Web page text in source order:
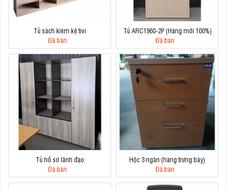
Tủ sách kiêm kệ tivi
Đã bán
Tủ ARC1960-2P (Hàng mới 100%)
Đã bán
Tủ hồ sơ lãnh đạo
Đã bán
Hộc 3 ngăn (hàng trưng bày)
Đã bán